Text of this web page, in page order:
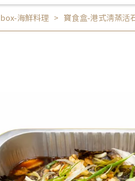
box-海鮮料理 寶食盒-港式清蒸活